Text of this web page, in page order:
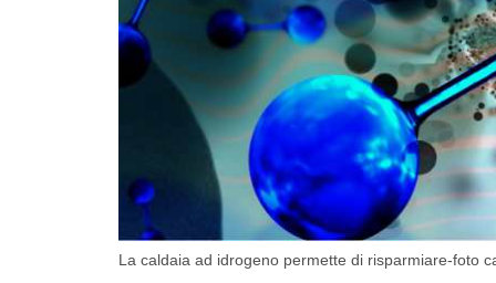
La caldaia ad idrogeno permette di risparmiare-foto